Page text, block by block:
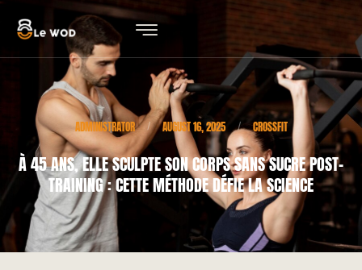
ADMINISTRATOR / AUGUST 16, 2025 / CROSSFIT
À 45 ANS, ELLE SCULPTE SON CORPS SANS SUCRE POST-
TRAINING : CETTE MÉTHODE DÉFIE LA SCIENCE